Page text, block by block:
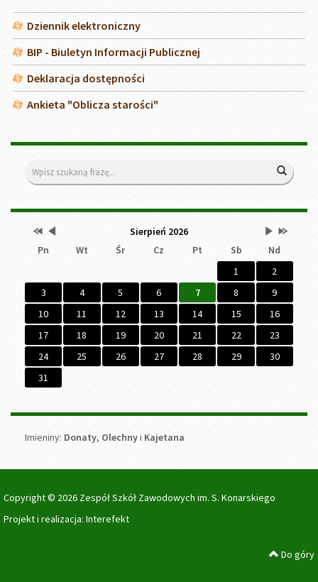
Dziennik elektroniczny
BIP - Biuletyn Informacji Publicznej
Deklaracja dostępności
Ankieta "Oblicza starości"
Wyszukiwarka
Kalendarz Lista
wydarzeń
Sierpień 2026Brak
w
Przestaw
na
Przestaw
na
Przestaw
na
Wrzesień
2026
Przestaw
na
Sierpień
2027
Pn Wt Śr Cz Pt Sb
Nd
1
2
3
4 5 6 7 8
9
10
11 12 13 14 15
16
17
18 19 20 21 22
23
24
25 26 27 28 29
30
31
Imieniny
Imieniny: Donaty, Olechnyi Kajetana
Copyright © 2026 Zespół Szkół Zawodowych im. S. Konarskiego
Projekt i realizacja: Interefekt
Do góry